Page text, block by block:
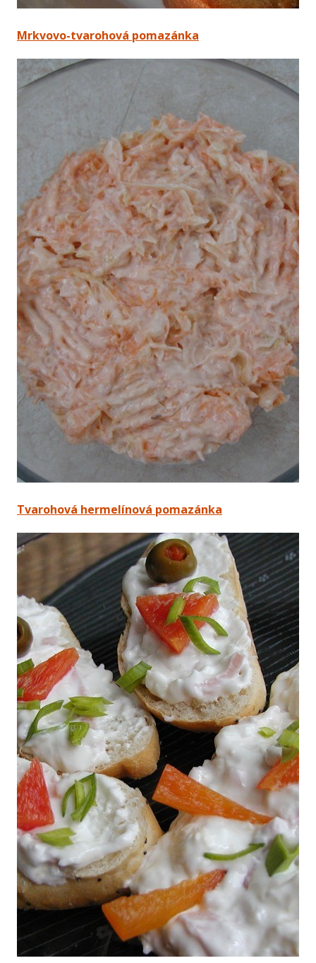
Mrkvovo-tvarohová pomazánka
Tvarohová hermelínová pomazánka